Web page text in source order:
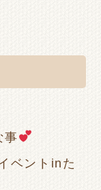
事
ベントinた